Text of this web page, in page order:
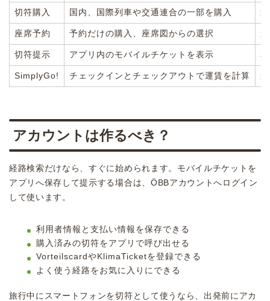
切符購入 国内、国際列車や交通連合の一部を購入
座席予約 予約だけの購入、座席図からの選択
切符提示 アプリ内のモバイルチケットを表示
SimplyGo! チェックインとチェックアウトで運賃を計算
アカウントは作るべき？
経路検索だけなら、すぐに始められます。モバイルチケットを
アプリへ保存して提示する場合は、ÖBBアカウントへログイン
して使います。
利用者情報と支払い情報を保存できる
購入済みの切符をアプリで呼び出せる
VorteilscardやKlimaTicketを登録できる
よく使う経路をお気に入りにできる
旅行中にスマートフォンを切符として使うなら、出発前にアカ